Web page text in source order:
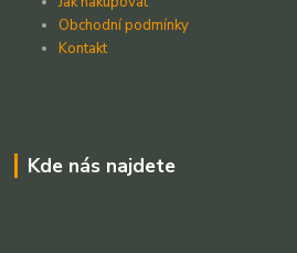
Obchodní podmínky
Kontakt
Kde nás najdete